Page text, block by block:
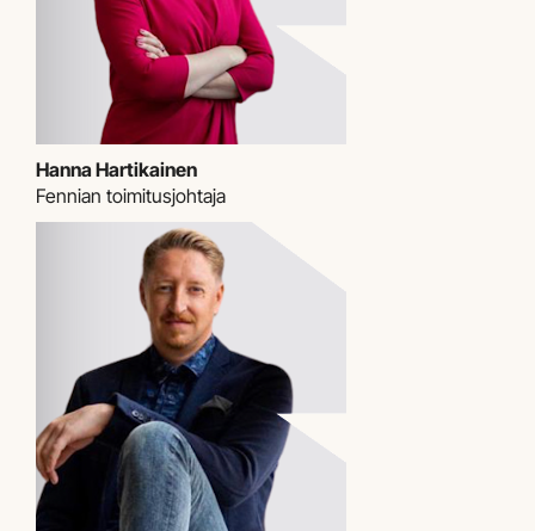
Hanna Hartikainen
Fennian toimitusjohtaja